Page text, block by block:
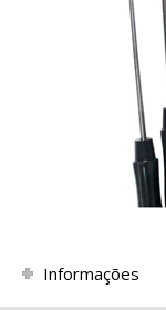
Informações